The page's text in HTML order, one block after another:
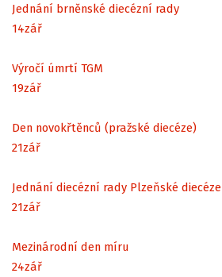
Jednání brněnské diecézní rady
14zář
Výročí úmrtí TGM
19zář
Den novokřtěnců (pražské diecéze)
21zář
Jednání diecézní rady Plzeňské diecéze
21zář
Mezinárodní den míru
24zář